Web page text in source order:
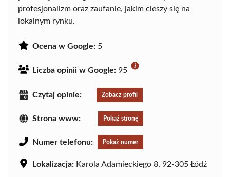
profesjonalizm oraz zaufanie, jakim cieszy się na
lokalnym rynku.
Ocena w Google: 5
Liczba opinii w Google: 95
Czytaj opinie: Zobacz profil
Strona www: Pokaż stronę
Numer telefonu: Pokaż numer
Lokalizacja: Karola Adamieckiego 8, 92-305 Łódź